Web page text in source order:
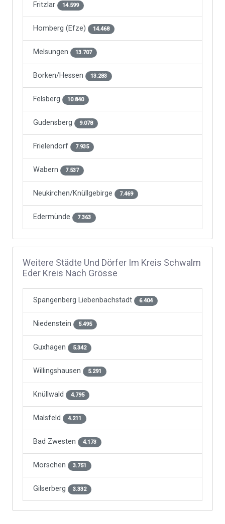
Fritzlar 14.599
Homberg (Efze) 14.468
Melsungen 13.707
Borken/Hessen 13.283
Felsberg 10.840
Gudensberg 9.078
Frielendorf 7.935
Wabern 7.537
Neukirchen/Knüllgebirge 7.469
Edermünde 7.363
Weitere Städte Und Dörfer Im Kreis Schwalm
Eder Kreis Nach Grösse
Spangenberg Liebenbachstadt 6.404
Niedenstein 5.495
Guxhagen 5.342
Willingshausen 5.291
Knüllwald 4.795
Malsfeld 4.211
Bad Zwesten 4.173
Morschen 3.751
Gilserberg 3.332